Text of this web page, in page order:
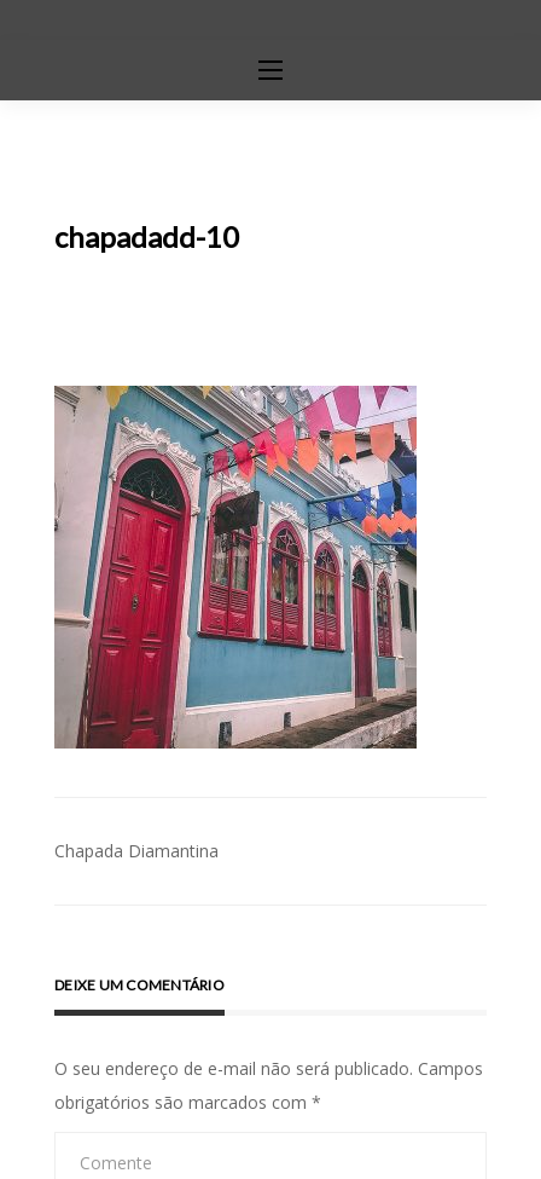
chapadadd-10
Navegação
Chapada Diamantina
DEIXE UM COMENTÁRIO
O seu endereço de e-mail não será publicado. Campos
obrigatórios são marcados com *